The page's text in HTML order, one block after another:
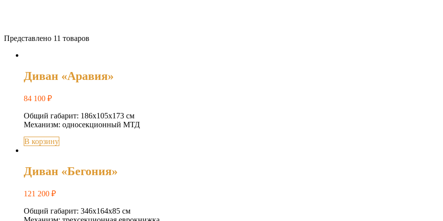
Представлено 11 товаров
Диван «Аравия»
84 100 ₽
Общий габарит: 186x105x173 см
Механизм: односекционный МТД
В корзину
Диван «Бегония»
121 200 ₽
Общий габарит: 346х164х85 см